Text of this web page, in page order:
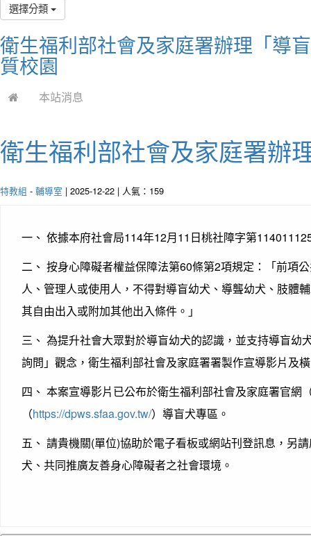
選擇分類
衛生福利部社會及家庭署辦理「導
質校園
本站消息
衛生福利部社會及家庭署辦
特教組 - 輔導室 | 2025-12-22 | 人氣：159
一、 依據本府社會局114年12月11日桃社障字第
二、 按身心障礙者權益保障法第60條第2項規定：「前項
人、管理人或使用人，不得對導盲幼犬、導聾幼犬、肢體
其自由出入或附加其他出入條件。」
三、 為提升社會大眾對於導盲幼犬的認識，並支持導盲
詢問」觀念，衛生福利部社會及家庭署署製作宣導影片及
四、 本案宣導影片已公布於衛生福利部社會及家庭署官網
（https://dpws.sfaa.gov.tw/）導盲犬專區。
五、 請貴機關(單位)協助於電子看板或網站刊登訊息，另
犬、共同推廣友善身心障礙者之社會環境。